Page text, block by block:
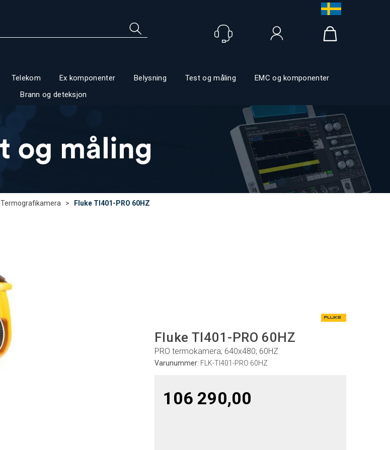
Telekom Ex komponenter Belysning Test og måling
EMC og komponenter
Brann og deteksjon
Termografikamera > Fluke TI401-PRO 60HZ
Fluke TI401-PRO 60HZ
PRO termokamera; 640x480; 60HZ
Varunummer: FLK-TI401-PRO 60HZ
106 290,00